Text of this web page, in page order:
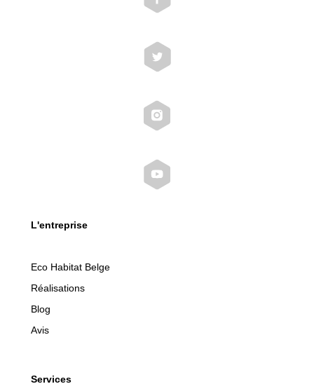
L'entreprise
Eco Habitat Belge
Réalisations
Blog
Avis
Services